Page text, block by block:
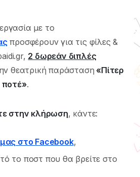
με το
προσφέρουν για τις φίλες &
2 δωρεάν διπλές
θεατρική παράσταση «Πίτερ
.
στην κλήρωση, κάντε:
στο Facebook,
το ποστ που θα βρείτε στο